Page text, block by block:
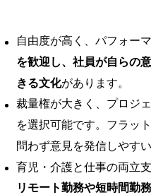
自由度が高く、パフォー
を歓迎し、社員が自らの
きる文化があります。
裁量権が大きく、プロジ
を選択可能です。フラッ
問わず意見を発信しやす
育児・介護と仕事の両立
リモート勤務や短時間勤務